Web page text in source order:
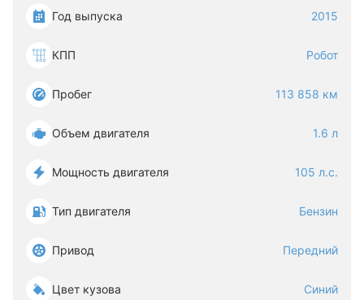
Год выпуска 2015
КПП Робот
Пробег 113 858 км
Объем двигателя 1.6 л
Мощность двигателя 105 л.с.
Тип двигателя Бензин
Привод Передний
Цвет кузова Синий